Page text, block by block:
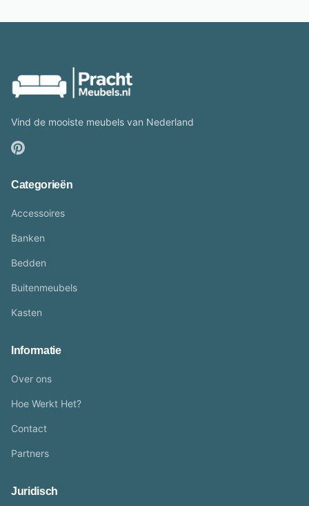
Vind de mooiste meubels van Nederland
Categorieën
Accessoires
Banken
Bedden
Buitenmeubels
Kasten
Informatie
Over ons
Hoe Werkt Het?
Contact
Partners
Juridisch